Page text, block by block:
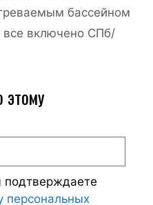
бассейном
включено СПб/
этому
подтверждаете
персональных